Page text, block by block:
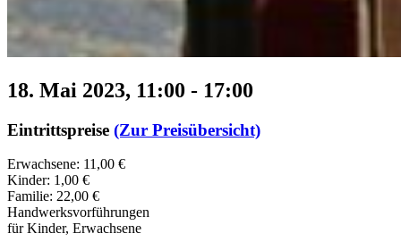
18. Mai 2023, 11:00 - 17:00
Eintrittspreise (Zur Preisübersicht)
Erwachsene: 11,00 €
Kinder: 1,00 €
Familie: 22,00 €
Handwerksvorführungen
für Kinder, Erwachsene